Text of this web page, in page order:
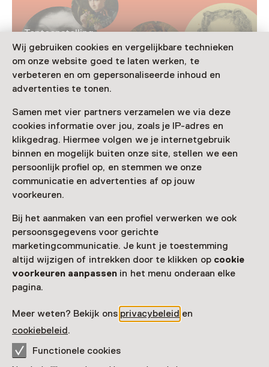
Wij gebruiken cookies en vergelijkbare technieken
om onze website goed te laten werken, te
verbeteren en om gepersonaliseerde inhoud en
advertenties te tonen.
Samen met vier partners verzamelen we via deze
cookies informatie over jou, zoals je IP-adres en
klikgedrag. Hiermee volgen we je internetgebruik
binnen en mogelijk buiten onze site, stellen we een
persoonlijk profiel op, en stemmen we onze
communicatie en advertenties af op jouw
voorkeuren.
Bij het aanmaken van een profiel verwerken we ook
persoonsgegevens voor gerichte
marketingcommunicatie. Je kunt je toestemming
altijd wijzigen of intrekken door te klikken op cookie
voorkeuren aanpassen in het menu onderaan elke
pagina.
Meer weten? Bekijk ons privacybeleid en
cookiebeleid.
Functionele cookies
Tentoonstelling
Allemaal Mensen
T/m 11 oktober van 12:00 tot 17:00
Nog meer ontdekken